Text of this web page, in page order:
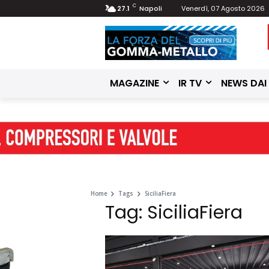
27.1 C Napoli Venerdì, 07 Agosto 2026
MAGAZINE IR TV NEWS DAI
Home Tags SiciliaFiera
Tag: SiciliaFiera